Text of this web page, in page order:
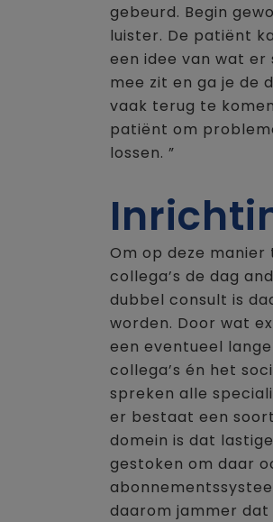
gebeurd. Begin
luister. De patiënt
een idee van wat
mee zit en ga je de
vaak terug te
patiënt om
lossen. ”
Om op deze manier
collega’s de dag
dubbel consult is
worden. Door wat
een eventueel
collega’s én het
spreken alle
er bestaat een
domein is dat
gestoken om daar
daarom jammer dat